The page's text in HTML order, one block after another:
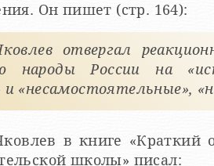
Он пишет (стр. 164):
отвергал
народы России на
и «несамостоятельные»,
в книге «Краткий
школы» писал: